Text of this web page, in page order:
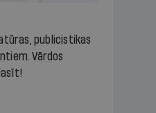
publicistikas
Vārdos